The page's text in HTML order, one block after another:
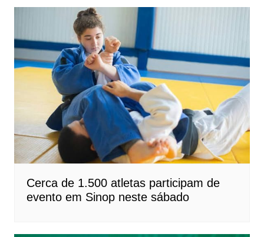
Cerca de 1.500 atletas participam de
evento em Sinop neste sábado